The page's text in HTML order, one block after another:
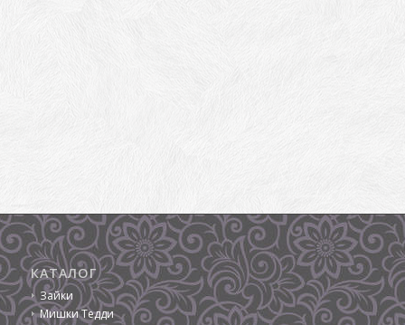
КАТАЛОГ
Зайки
Мишки Тедди